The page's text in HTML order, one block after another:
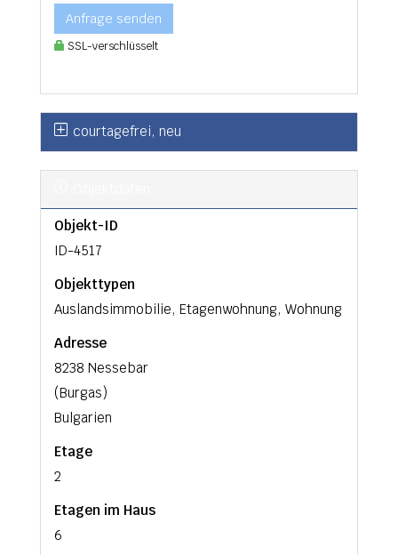
Anfrage senden
SSL-verschlüsselt
courtagefrei, neu
Objekt-ID
ID-4517
Objekttypen
Auslandsimmobilie, Etagenwohnung, Wohnung
Adresse
8238 Nessebar
(Burgas)
Bulgarien
Etage
2
Etagen im Haus
6